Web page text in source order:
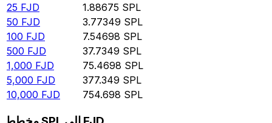
25 FJD 1.88675 SPL
50 FJD 3.77349 SPL
100 FJD 7.54698 SPL
500 FJD 37.7349 SPL
1,000 FJD 75.4698 SPL
5,000 FJD 377.349 SPL
10,000 FJD 754.698 SPL